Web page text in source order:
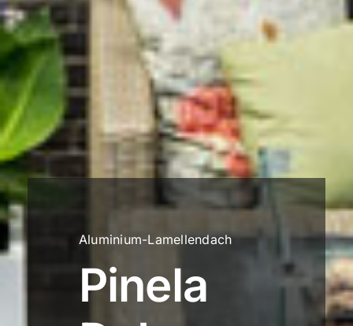
Aluminium-Lamellendach
Pinela